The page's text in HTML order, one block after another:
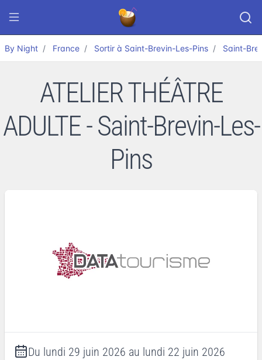
By Night France Sortir à Saint-Brevin-Les-Pins Saint-
ATELIER THÉÂTRE
ADULTE - Saint-Brevin-Les-
Pins
Du lundi 29 juin 2026 au lundi 22 juin 2026